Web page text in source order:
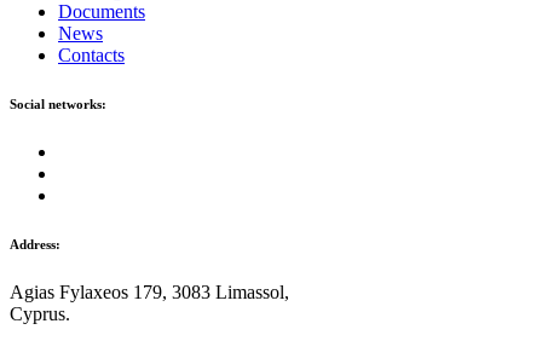
Documents
News
Contacts
Social networks:
Address:
Agias Fylaxeos 179, 3083 Limassol,
Cyprus.